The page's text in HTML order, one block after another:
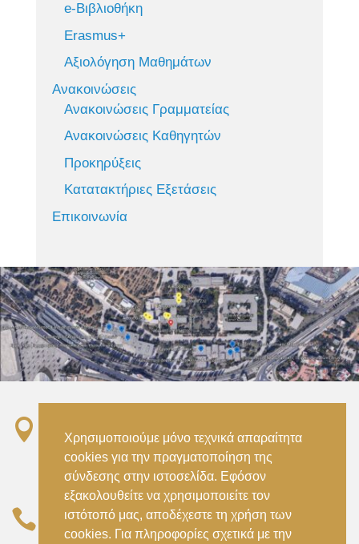
e-Βιβλιοθήκη
Erasmus+
Αξιολόγηση Μαθημάτων
Ανακοινώσεις
Ανακοινώσεις Γραμματείας
Ανακοινώσεις Καθηγητών
Προκηρύξεις
Κατατακτήριες Εξετάσεις
Επικοινωνία

Αττικής –
Metro ISAP – Irini Station, 15122, Marousi
Attica
 (+30) 210 2896738–(+30) 210 2896739
Χρησιμοποιούμε μόνο τεχνικά απαραίτητα
cookies για την πραγματοποίηση της
σύνδεσης στην ιστοσελίδα. Εφόσον
εξακολουθείτε να χρησιμοποιείτε τον
ιστότοπό μας, αποδέχεστε τη χρήση των
cookies. Για πληροφορίες σχετικά με την